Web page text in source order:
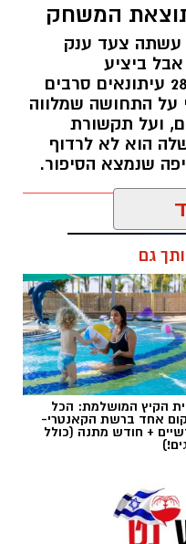
צעד ענק
ביציע
העיתונאים התוצאה הייתה 28 עיתונאים סרבים
על התחושה שמלווה
ועל תקשורת
הוא לא לרדוף
שנמצא הסיפור.
גם
הקיץ המושלמת: הכל
אחד ברשת הקאנטרי-
+ חודש מתנה (כולל